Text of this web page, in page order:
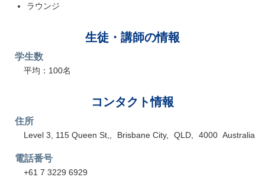
ラウンジ
生徒・講師の情報
学生数
平均：100名
コンタクト情報
住所
Level 3, 115 Queen St, Brisbane City QLD 4000 Australia
電話番号
+61 7 3229 6929